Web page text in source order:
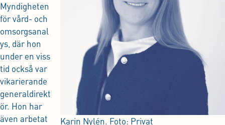
Karin Nylén. Foto: Privat
Myndigheten
för vård- och
omsorgsanal
ys, där hon
under en viss
tid också var
vikarierande
generaldirekt
ör. Hon har
även arbetat